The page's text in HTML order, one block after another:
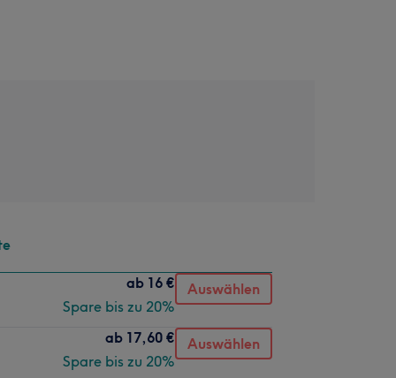
ab 16 €
Spare bis zu 20%
Auswählen
ab 17,60 €
Spare bis zu 20%
Auswählen